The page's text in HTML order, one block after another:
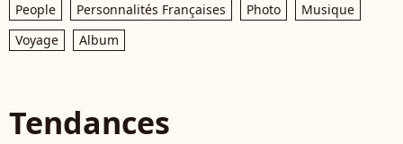
People Personnalités Françaises Photo
Musique
Voyage
Album
Tendances